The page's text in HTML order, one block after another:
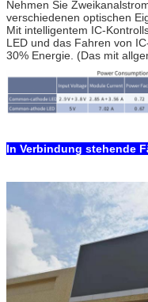
Nehmen Sie
verschiedenen optischen
Mit intelligentem IC-
LED und das Fahren von
30% Energie. (Das mit
In Verbindung stehende